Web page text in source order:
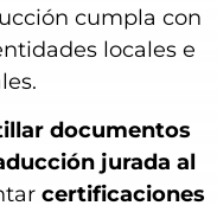
cumpla con
locales e
documentos
jurada al
certificaciones